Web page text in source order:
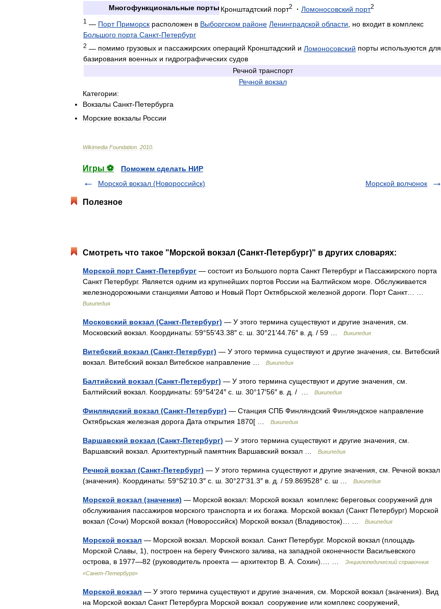
Многофункциональные порты Кронштадтский порт2 · Ломоносовский порт2
1 — Порт Приморск расположен в Выборгском районе Ленинградской области но входит в комплекс
Большого порта Санкт-Петербург
2 — помимо грузовых и пассажирских операций Кронштадский и Ломоносовский порты используются для
базирования военных и гидрографических судов
Речной транспорт
Речной вокзал
Категории:
Вокзалы Санкт-Петербурга
Морские вокзалы России
Wikimedia Foundation 2010
Игры ⚽
Поможем сделать НИР
Морской вокзал (Новороссийск)
Морской волчонок
Полезное
Смотреть что такое "Морской вокзал (Санкт-Петербург)" в других словарях:
Морской порт Санкт-Петербург — состоит из Большого порта Санкт Петербург и Пассажирcкого порта
Санкт Петербург. Является одним из крупнейших портов России на Балтийском море. Обслуживается
железнодорожными станциями Автово и Новый Порт Октябрьской железной дороги. Порт Санкт… …
Википедия
Московский вокзал (Санкт-Петербург) — У этого термина существуют и другие значения, см.
Московский вокзал. Координаты: 59°55′43.38″ с. ш. 30°21′44.76″ в. д. / 59 …
Википедия
Витебский вокзал (Санкт-Петербург) — У этого термина существуют и другие значения, см. Витебский
вокзал. Витебский вокзал Витебское направление …
Википедия
Балтийский вокзал (Санкт-Петербург) — У этого термина существуют и другие значения, см.
Балтийский вокзал. Координаты: 59°54′24″ с. ш. 30°17′56″ в. д. / …
Википедия
Финляндский вокзал (Санкт-Петербург) — Станция СПБ Финляндский Финляндское направление
Октябрьская железная дорога Дата открытия 1870[ …
Википедия
Варшавский вокзал (Санкт-Петербург) — У этого термина существуют и другие значения, см.
Варшавский вокзал. Архитектурный памятник Варшавский вокзал …
Википедия
Речной вокзал (Санкт-Петербург) — У этого термина существуют и другие значения, см. Речной вокзал
(значения). Координаты: 59°52′10.3″ с. ш. 30°27′31.3″ в. д. / 59.869528° с. ш …
Википедия
Морской вокзал (значения) — Морской вокзал: Морской вокзал комплекс береговых сооружений для
обслуживания пассажиров морского транспорта и их богажа. Морской вокзал (Санкт Петербург) Морской
вокзал (Сочи) Морской вокзал (Новороссийск) Морской вокзал (Владивосток)… …
Википедия
Морской вокзал — Морской вокзал. Морской вокзал. Санкт Петербург. Морской вокзал (площадь
Морской Славы, 1), построен на берегу Финского залива, на западной оконечности Васильевского
острова, в 1977—82 (руководитель проекта — архитектор В. А. Сохин).… …
Энциклопедический справочник
«Санкт-Петербург»
Морской вокзал — У этого термина существуют и другие значения, см. Морской вокзал (значения). Вид
на Морской вокзал Санкт Петербурга Морской вокзал сооружение или комплекс сооружений,